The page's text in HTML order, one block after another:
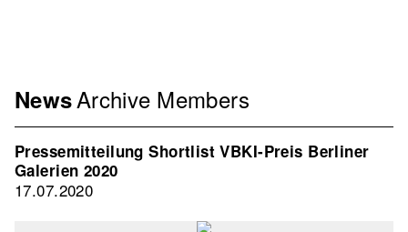
Menu
Association
EN
2nd
Level
NewsArchive Members
Pressemitteilung Shortlist VBKI-Preis Berliner
Galerien 2020
17.07.2020